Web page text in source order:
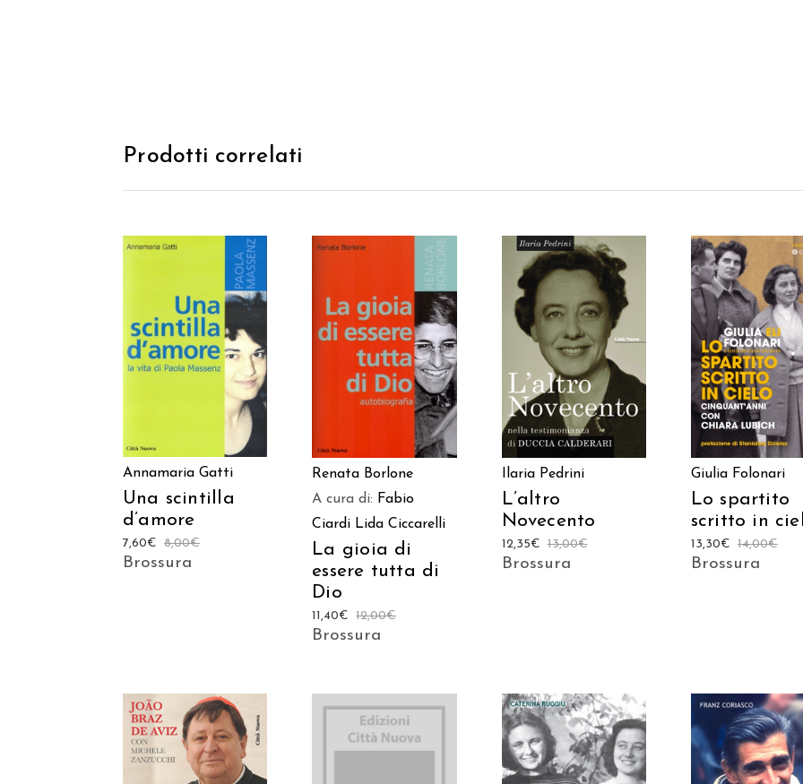
Prodotti correlati
AGGIUNGI AL
CARRELLO
Annamaria Gatti
Una scintilla
d’amore
8,00€
7,60€
Brossura
AGGIUNGI AL
CARRELLO
Renata Borlone
A cura di: Fabio
Ciardi Lida Ciccarelli
La gioia di
essere tutta di
Dio
12,00€
11,40€
Brossura
AGGIUNGI AL
CARRELLO
Ilaria Pedrini
L’altro
Novecento
13,00€
12,35€
Brossura
AGGIUNGI AL
CARRELLO
Giulia Folonari
Lo spartito
scritto in
14,00€
13,30€
Brossura